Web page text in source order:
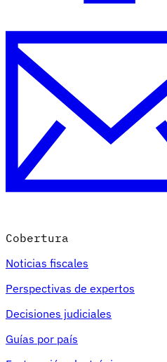
Cobertura
Noticias fiscales
Perspectivas de expertos
Decisiones judiciales
Guías por país